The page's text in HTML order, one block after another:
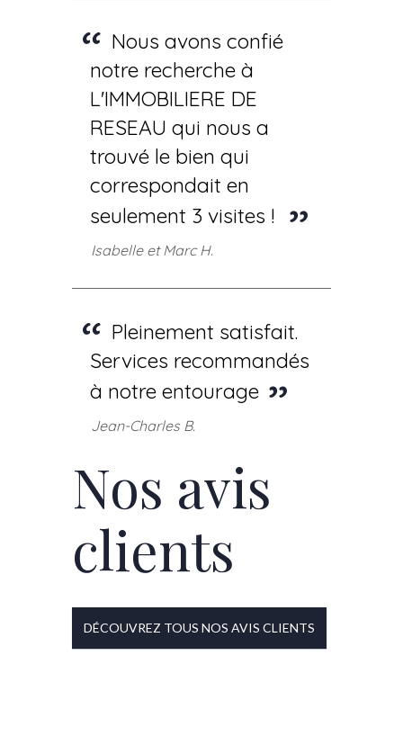
Nous avons confié
notre recherche à
L'IMMOBILIERE DE
RESEAU qui nous a
trouvé le bien qui
correspondait en
seulement 3 visites !
Isabelle et Marc H.
Pleinement satisfait.
Services recommandés
à notre entourage
Jean-Charles B.
Nos avis
clients
DÉCOUVREZ TOUS NOS AVIS CLIENTS